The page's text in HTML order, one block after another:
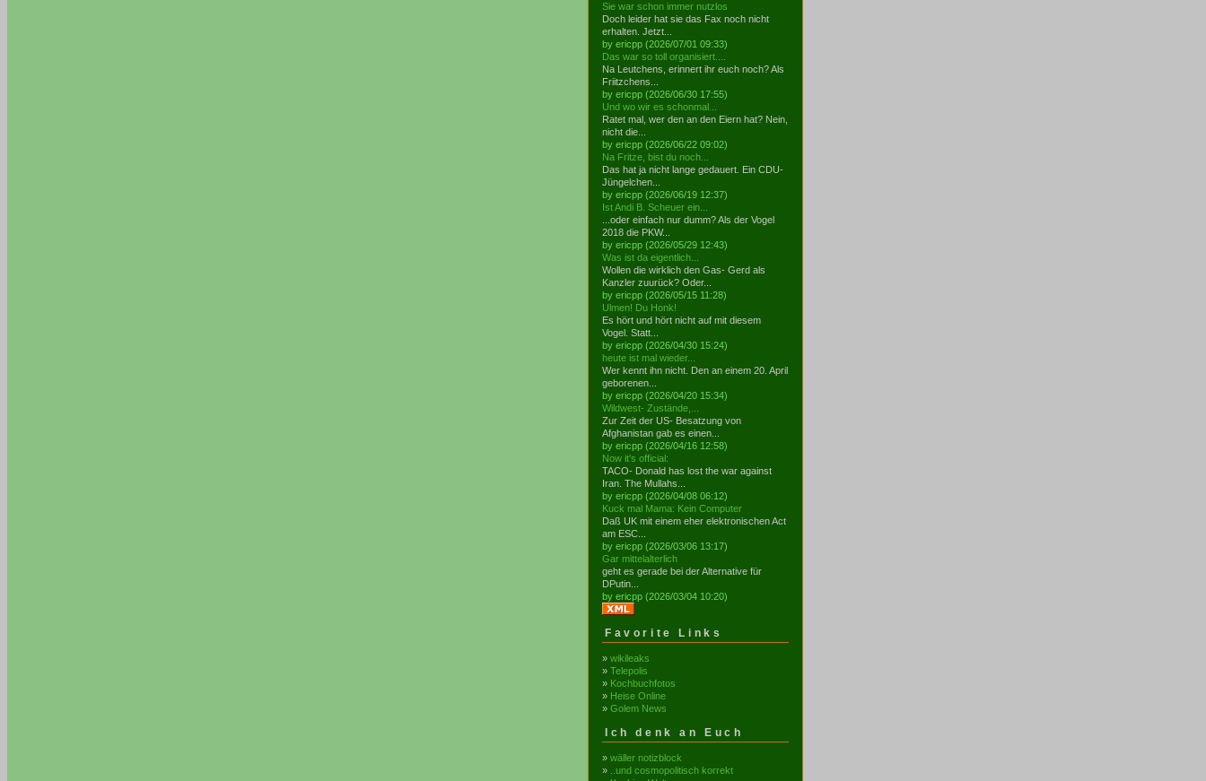
Sie war schon immer nutzlos
Doch leider hat sie das Fax noch nicht
erhalten. Jetzt...
by ericpp (2026/07/01 09:33)
Das war so toll organisiert....
Na Leutchens, erinnert ihr euch noch? Als
Friitzchens...
by ericpp (2026/06/30 17:55)
Und wo wir es schonmal...
Ratet mal, wer den an den Eiern hat? Nein,
nicht die...
by ericpp (2026/06/22 09:02)
Na Fritze, bist du noch...
Das hat ja nicht lange gedauert. Ein CDU-
Jüngelchen...
by ericpp (2026/06/19 12:37)
Ist Andi B. Scheuer ein...
...oder einfach nur dumm? Als der Vogel
2018 die PKW...
by ericpp (2026/05/29 12:43)
Was ist da eigentlich...
Wollen die wirklich den Gas- Gerd als
Kanzler zuurück? Oder...
by ericpp (2026/05/15 11:28)
Ulmen! Du Honk!
Es hört und hört nicht auf mit diesem
Vogel. Statt...
by ericpp (2026/04/30 15:24)
heute ist mal wieder...
Wer kennt ihn nicht. Den an einem 20. April
geborenen...
by ericpp (2026/04/20 15:34)
Wildwest- Zustände,...
Zur Zeit der US- Besatzung von
Afghanistan gab es einen...
by ericpp (2026/04/16 12:58)
Now it's official:
TACO- Donald has lost the war against
Iran. The Mullahs...
by ericpp (2026/04/08 06:12)
Kuck mal Mama: Kein Computer
Daß UK mit einem eher elektronischen Act
am ESC...
by ericpp (2026/03/06 13:17)
Gar mittelalterlich
geht es gerade bei der Alternative für
DPutin...
by ericpp (2026/03/04 10:20)
Favorite Links
» wikileaks
» Telepolis
» Kochbuchfotos
» Heise Online
» Golem News
Ich denk an Euch
» wäller notizblock
»
..und cosmopolitisch korrekt